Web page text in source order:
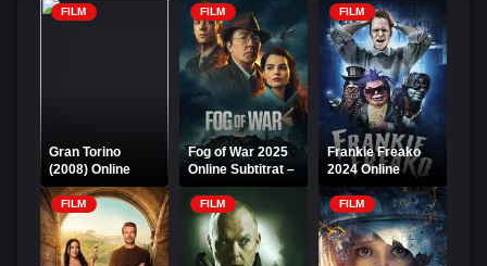
FILM
Gran Torino
(2008) Online
Subtitrat HD
FILM
Fog of War 2025
Online Subtitrat –
Ceața războiului
FILM
Frankie Freako
2024 Online
Subtitrat
FILM FILM FILM